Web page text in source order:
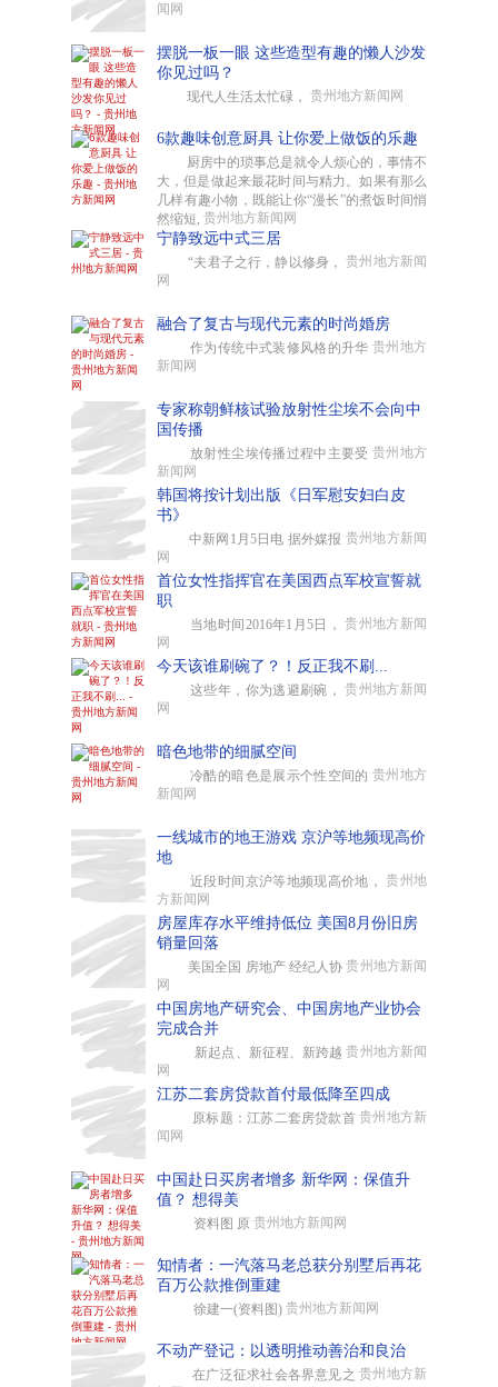
闻网
摆脱一板一眼 这些造型有趣的懒人沙发
你见过吗？
现代人生活太忙碌， 贵州地方新闻网
6款趣味创意厨具 让你爱上做饭的乐趣
厨房中的琐事总是就令人烦心的，事情不
大，但是做起来最花时间与精力。如果有那么
几样有趣小物，既能让你“漫长”的煮饭时间悄
然缩短, 贵州地方新闻网
宁静致远中式三居
“夫君子之行，静以修身，贵州地方新闻
网
融合了复古与现代元素的时尚婚房
作为传统中式装修风格的升华 贵州地方
新闻网
专家称朝鲜核试验放射性尘埃不会向中
国传播
放射性尘埃传播过程中主要受 贵州地方
新闻网
韩国将按计划出版《日军慰安妇白皮
书》
中新网1月5日电 据外媒报 贵州地方新闻
网
首位女性指挥官在美国西点军校宣誓就
职
当地时间2016年1月5日，贵州地方新闻
网
今天该谁刷碗了？！反正我不刷...
这些年，你为逃避刷碗，贵州地方新闻
网
暗色地带的细腻空间
冷酷的暗色是展示个性空间的 贵州地方
新闻网
一线城市的地王游戏 京沪等地频现高价
地
近段时间京沪等地频现高价地，贵州地
方新闻网
房屋库存水平维持低位 美国8月份旧房
销量回落
美国全国 房地产 经纪人协贵州地方新闻
网
中国房地产研究会、中国房地产业协会
完成合并
新起点、新征程、新跨越贵州地方新闻
网
江苏二套房贷款首付最低降至四成
原标题：江苏二套房贷款首贵州地方新
闻网
中国赴日买房者增多 新华网：保值升
值？ 想得美
资料图 原 贵州地方新闻网
知情者：一汽落马老总获分别墅后再花
百万公款推倒重建
徐建一(资料图) 贵州地方新闻网
不动产登记：以透明推动善治和良治
在广泛征求社会各界意见之贵州地方新